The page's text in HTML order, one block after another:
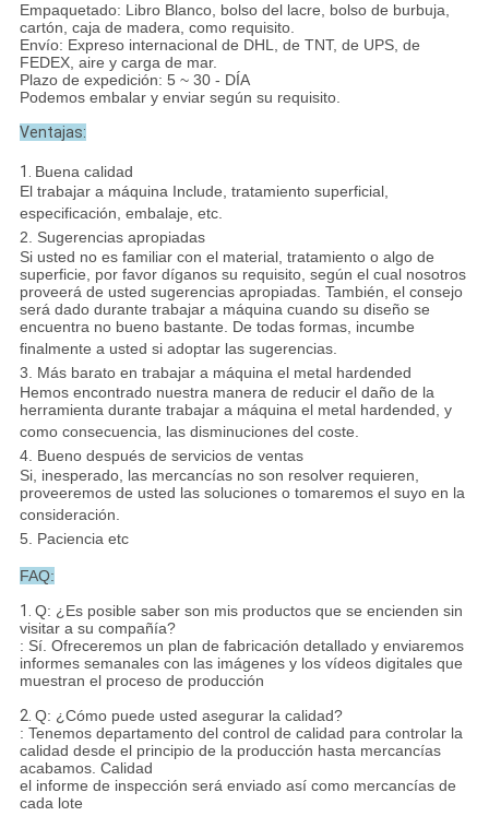
Empaquetado: Libro Blanco, bolso del lacre, bolso de burbuja,
cartón, caja de madera, como requisito.
Envío: Expreso internacional de DHL, de TNT, de UPS, de
FEDEX, aire y carga de mar.
Plazo de expedición: 5 ~ 30 - DÍA
Podemos embalar y enviar según su requisito.
Ventajas:
1. Buena calidad
El trabajar a máquina Include, tratamiento superficial,
especificación, embalaje, etc.
2. Sugerencias apropiadas
Si usted no es familiar con el material, tratamiento o algo de
superficie, por favor díganos su requisito, según el cual nosotros
proveerá de usted sugerencias apropiadas. También, el consejo
será dado durante trabajar a máquina cuando su diseño se
encuentra no bueno bastante. De todas formas, incumbe
finalmente a usted si adoptar las sugerencias.
3. Más barato en trabajar a máquina el metal hardended
Hemos encontrado nuestra manera de reducir el daño de la
herramienta durante trabajar a máquina el metal hardended, y
como consecuencia, las disminuciones del coste.
4. Bueno después de servicios de ventas
Si, inesperado, las mercancías no son resolver requieren,
proveeremos de usted las soluciones o tomaremos el suyo en la
consideración.
5. Paciencia etc
FAQ:
1. Q: ¿Es posible saber son mis productos que se encienden sin
visitar a su compañía?
: Sí. Ofreceremos un plan de fabricación detallado y enviaremos
informes semanales con las imágenes y los vídeos digitales que
muestran el proceso de producción
2. Q: ¿Cómo puede usted asegurar la calidad?
: Tenemos departamento del control de calidad para controlar la
calidad desde el principio de la producción hasta mercancías
acabamos. Calidad
el informe de inspección será enviado así como mercancías de
cada lote